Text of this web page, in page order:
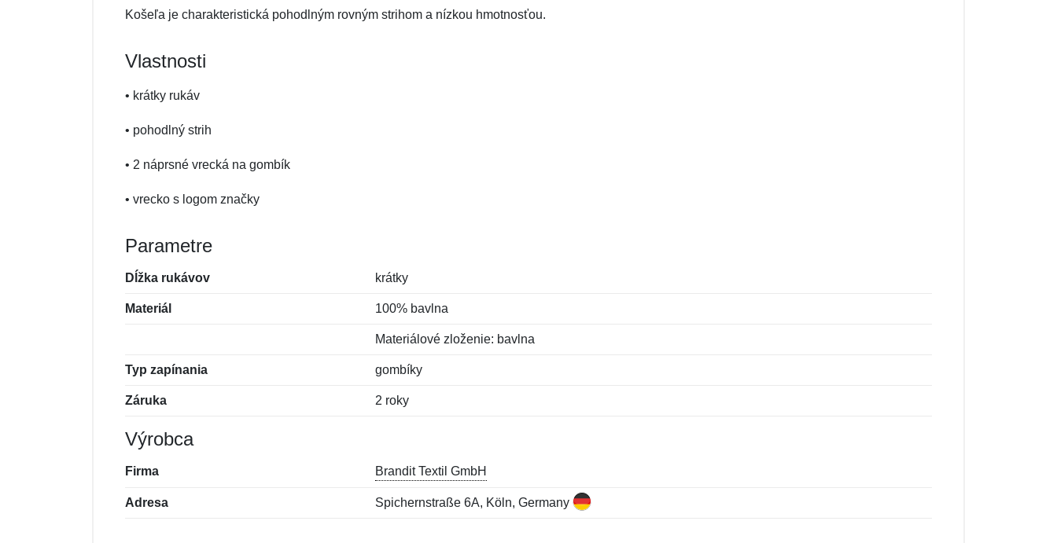
Košeľa je charakteristická pohodlným rovným strihom a nízkou hmotnosťou.
Vlastnosti
• krátky rukáv
• pohodlný strih
• 2 náprsné vrecká na gombík
• vrecko s logom značky
Parametre
Dĺžka rukávov krátky
Materiál 100% bavlna
Materiálové zloženie: bavlna
Typ zapínania gombíky
Záruka 2 roky
Výrobca
Firma Brandit Textil GmbH
Adresa Spichernstraße 6A, Köln, Germany